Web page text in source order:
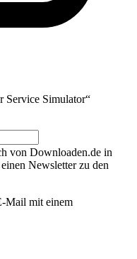
Service Simulator“
von Downloaden.de in
Newsletter zu den
Mail mit einem